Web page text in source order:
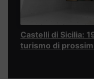
Castelli di Sicilia:
turismo di